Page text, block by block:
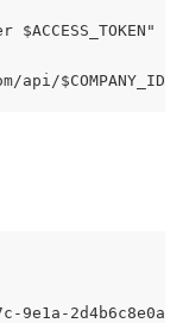
\
api/$COMPANY_ID/
9e1a-